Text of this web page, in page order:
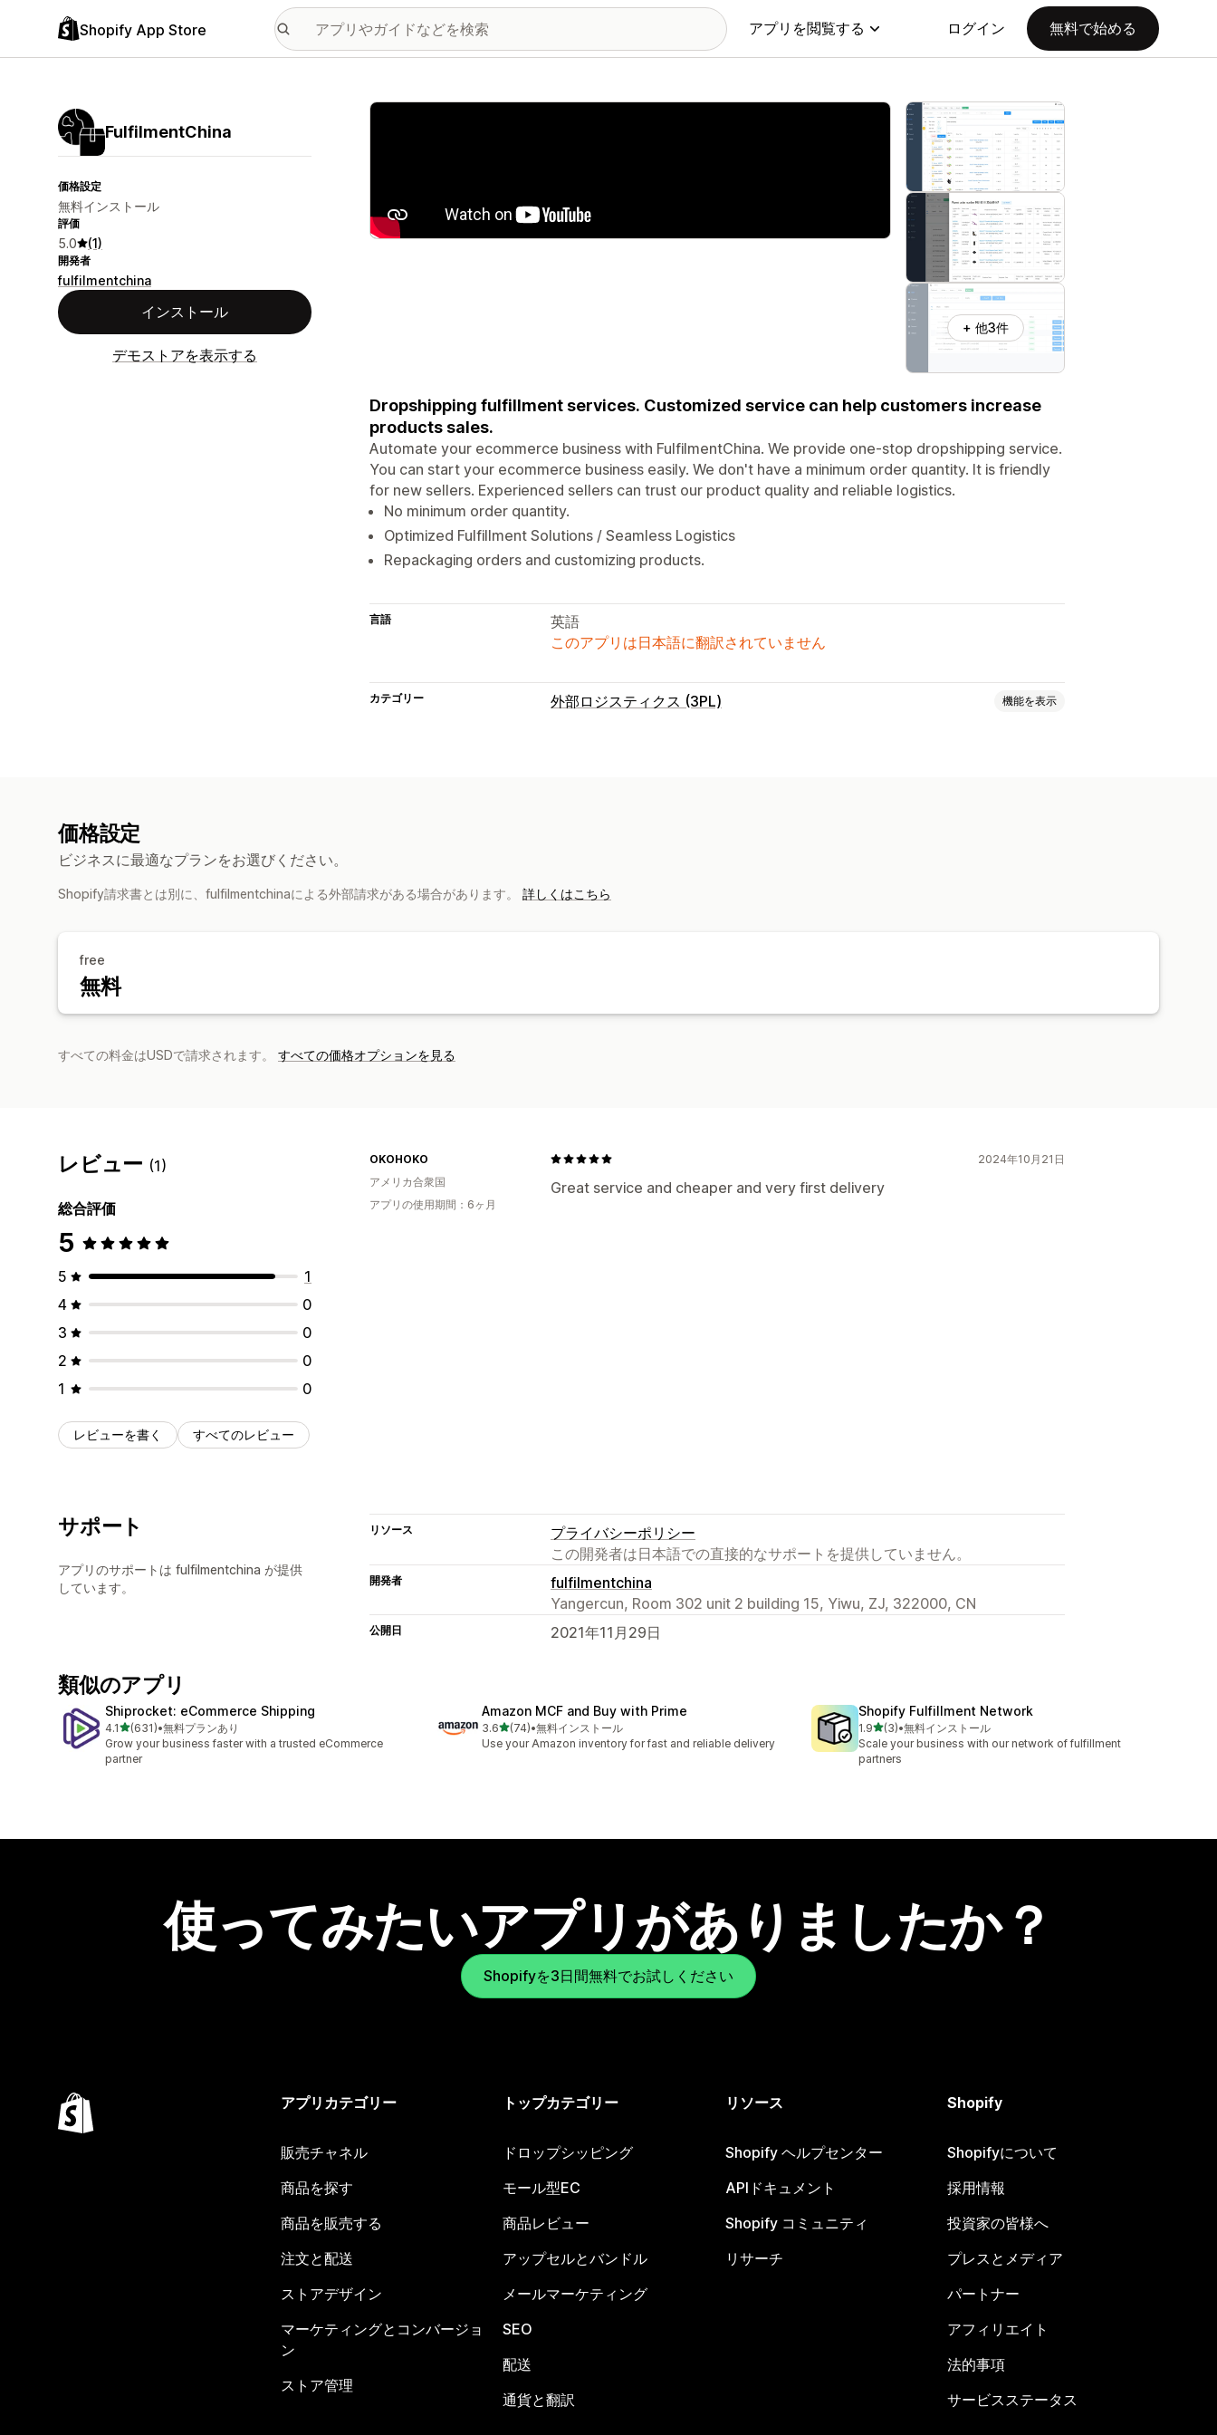
Shopify App Store アプリを閲覧する ログイン 無料で始める
FulfilmentChina
価格設定
無料インストール
評価
5.0 (1)
開発者
fulfilmentchina
インストール
デモストアを表示する
特集の画像ギャラリー
+ 他3件
Dropshipping fulfillment services. Customized service can help customers increase
products sales.
Automate your ecommerce business with FulfilmentChina. We provide one-stop dropshipping service.
You can start your ecommerce business easily. We don't have a minimum order quantity. It is friendly
for new sellers. Experienced sellers can trust our product quality and reliable logistics.
No minimum order quantity.
Optimized Fulfillment Solutions / Seamless Logistics
Repackaging orders and customizing products.
言語
英語
このアプリは日本語に翻訳されていません
カテゴリー 外部ロジスティクス (3PL) 機能を表示
価格設定
ビジネスに最適なプランをお選びください。
Shopify請求書とは別に、fulfilmentchinaによる外部請求がある場合があります。 詳しくはこちら
free
無料
すべての料金はUSDで請求されます。 すべての価格オプションを見る
レビュー (1)
総合評価
5
5
1
4
0
3
0
2
0
1
0
レビューを書く すべてのレビュー
2024年10月21日
Great service and cheaper and very first delivery
OKOHOKO
アメリカ合衆国
アプリの使用期間：6ヶ月
サポート
アプリのサポートは fulfilmentchina が提供
しています。
リソース
プライバシーポリシー
この開発者は日本語での直接的なサポートを提供していません。
開発者
fulfilmentchina
Yangercun, Room 302 unit 2 building 15, Yiwu, ZJ, 322000, CN
公開日 2021年11月29日
類似のアプリ
Shiprocket: eCommerce Shipping
4.15つ星中
(631)
合計レビュー数：631件
•無料プランあり
Grow your business faster with a trusted eCommerce
partner
Amazon MCF and Buy with Prime
3.65つ星中
(74)
合計レビュー数：74件
•無料インストール
Use your Amazon inventory for fast and reliable delivery
Shopify Fulfillment Network
1.95つ星中
(3)
合計レビュー数：3件
•無料インストール
Scale your business with our network of fulfillment
partners
使ってみたいアプリがありましたか？
Shopifyを3日間無料でお試しください
アプリカテゴリー
販売チャネル
商品を探す
商品を販売する
注文と配送
ストアデザイン
マーケティングとコンバージョ
ン
ストア管理
トップカテゴリー
ドロップシッピング
モール型EC
商品レビュー
アップセルとバンドル
メールマーケティング
SEO
配送
通貨と翻訳
リソース
Shopify ヘルプセンター
APIドキュメント
Shopify コミュニティ
リサーチ
Shopify
Shopifyについて
採用情報
投資家の皆様へ
プレスとメディア
パートナー
アフィリエイト
法的事項
サービスステータス